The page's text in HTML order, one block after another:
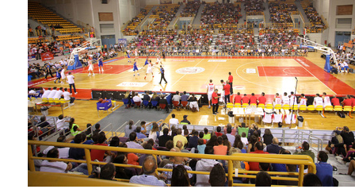
2017
2016
2015
2013
2012
2011
2010
2006